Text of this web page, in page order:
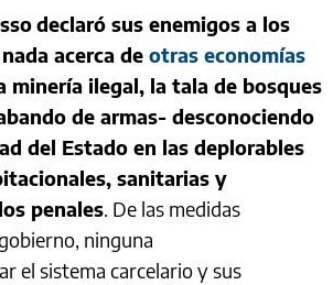
declaró sus enemigos a los
acerca de otras economías
minería ilegal, la tala de bosques
de armas- desconociendo
del Estado en las deplorables
sanitarias y
penales. De las medidas
ninguna
el sistema carcelario y sus